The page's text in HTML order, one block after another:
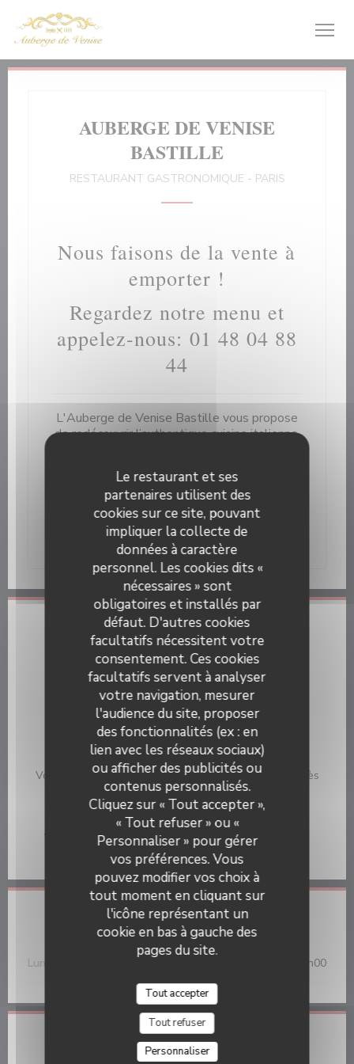
Personnalisation de vos choix en matière de cookies
Le restaurant et ses
partenaires utilisent des
cookies sur ce site, pouvant
impliquer la collecte de
données à caractère
personnel. Les cookies dits «
nécessaires » sont
obligatoires et installés par
défaut. D'autres cookies
facultatifs nécessitent votre
consentement. Ces cookies
facultatifs servent à analyser
votre navigation, mesurer
l'audience du site, proposer
des fonctionnalités (ex : en
lien avec les réseaux sociaux)
ou afficher des publicités ou
contenus personnalisés.
Cliquez sur « Tout accepter »,
« Tout refuser » ou «
Personnaliser » pour gérer
vos préférences. Vous
pouvez modifier vos choix à
tout moment en cliquant sur
l'icône représentant un
cookie en bas à gauche des
pages du site.
Tout accepter
Tout refuser
Personnaliser
AUBERGE DE VENISE
BASTILLE
RESTAURANT GASTRONOMIQUE - PARIS
Nous faisons de la vente à
emporter !
Regardez notre menu et
appelez-nous: 01 48 04 88
44
L'Auberge de Venise Bastille vous propose
de redécouvrir l’authentique cuisine italienne,
distinguer des nombreuses adresses de
restaurants italiens à Paris.
L'Auberge de Venise Bastille invite les yeux
et les papilles à la fête.
Infos pratiques
Cuisine
Gastronomie Italienne
Type de restaurant
Restaurant Gastronomique
Services
Voiturier, Accès aux personnes à mobilité réduite, Accès
Wifi, Terrasse
Moyens de paiement
Visa, Titres restaurant, Espèces, Chèques Vacances,
Chèques, Carte Bleue, American Express
Horaires
Lun 11h30 - 23h00
Adresse